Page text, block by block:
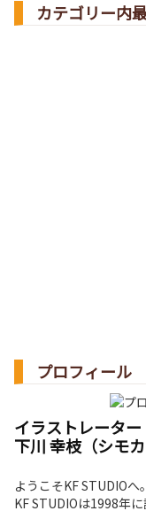
カテゴリー内
プロフィール
イラストレーター
下川 幸枝（シモカ
ようこそKF STUDIOへ。
KF STUDIOは1998年